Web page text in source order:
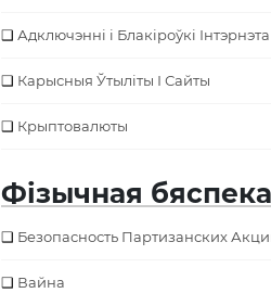
Адключэнні і Блакіроўкі Інтэрнэта
Карысныя Ўтыліты І Сайты
Крыптовалюты
Фізычная бяспека
Безопасность Партизанских
Вайна